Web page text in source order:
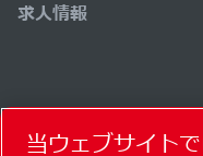
求人情報
コ
当ウェブサイト